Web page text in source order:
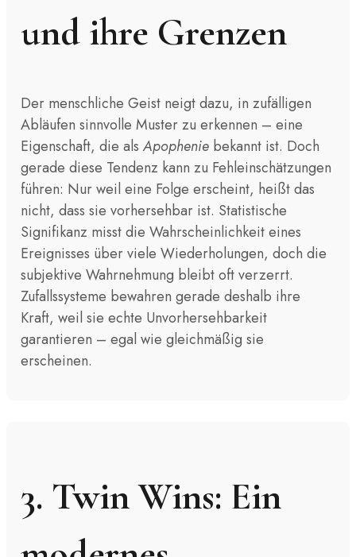
und ihre Grenzen
Der menschliche Geist neigt dazu, in zufälligen
Abläufen sinnvolle Muster zu erkennen – eine
Eigenschaft, die alsApophenie bekannt ist. Doch
gerade diese Tendenz kann zu Fehleinschätzungen
führen: Nur weil eine Folge erscheint, heißt das
nicht, dass sie vorhersehbar ist. Statistische
Signifikanz misst die Wahrscheinlichkeit eines
Ereignisses über viele Wiederholungen, doch die
subjektive Wahrnehmung bleibt oft verzerrt.
Zufallssysteme bewahren gerade deshalb ihre
Kraft, weil sie echte Unvorhersehbarkeit
garantieren – egal wie gleichmäßig sie
erscheinen.
3. Twin Wins: Ein